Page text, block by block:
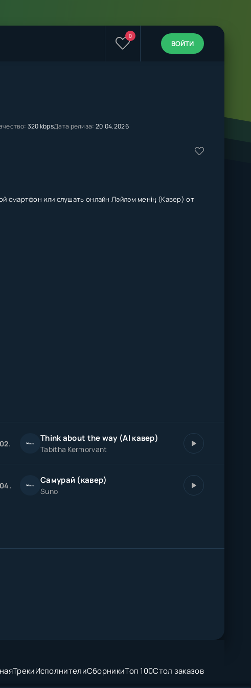
0
ВОЙТИ
320 kbpsДата релиза: 20.04.2026
смартфон или слушать онлайн Ләйләм менің (Кавер) от
02. Think about the way (AI кавер)
Tabitha Kermorvant
04. Самурай (кавер)
Suno
ТрекиИсполнителиСборникиТоп 100Стол заказов